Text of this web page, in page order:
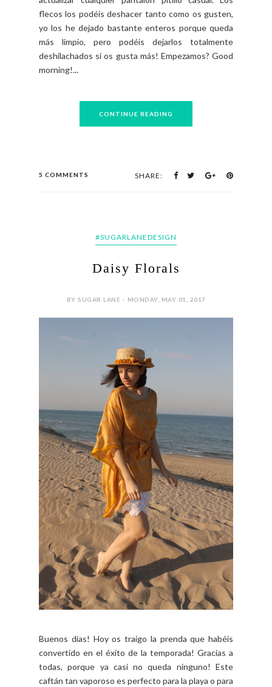
flecos los podéis deshacer tanto como os gusten,
yo los he dejado bastante enteros porque queda
más limpio, pero podéis dejarlos totalmente
deshilachados si os gusta más! Empezamos? Good
morning!...
CONTINUE READING
5 COMMENTS SHARE:
#SUGARLANEDESIGN
Daisy Florals
BY SUGAR LANE - MONDAY, MAY 01, 2017
Buenos días! Hoy os traigo la prenda que habéis
convertido en el éxito de la temporada! Gracias a
todas, porque ya casi no queda ninguno! Este
caftán tan vaporoso es perfecto para la playa o para